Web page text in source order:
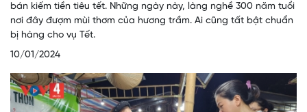
bán kiếm tiền tiêu tết. Những ngày này, làng nghề 300 năm tuổi
nơi đây đượm mùi thơm của hương trầm. Ai cũng tất bật chuẩn
bị hàng cho vụ Tết.
10/01/2024